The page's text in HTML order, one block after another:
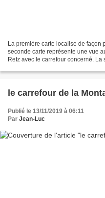
La première carte localise de façon
seconde carte représente une vue
Retz avec le carrefour concerné. La
le carrefour de la
Publié le 13/11/2019 à 06:11
Par Jean-Luc